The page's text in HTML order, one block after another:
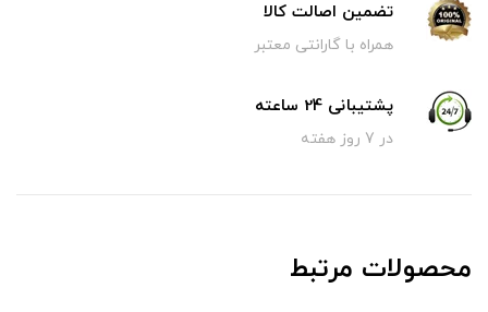
تضمین اصالت کالا
همراه با گارانتی معتبر
پشتیبانی 24 ساعته
در 7 روز هفته
محصولات مرتبط